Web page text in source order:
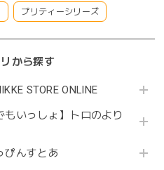
プリティーシリーズ
から探す
STORE ONLINE
もいっしょ】トロのより
ぴんすとあ